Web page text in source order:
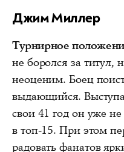
Джим Миллер
Турнирное
не боролся за
неоценим. Боец
выдающийся.
свои 41 год он уже
в топ-15. При этом
радовать фанатов